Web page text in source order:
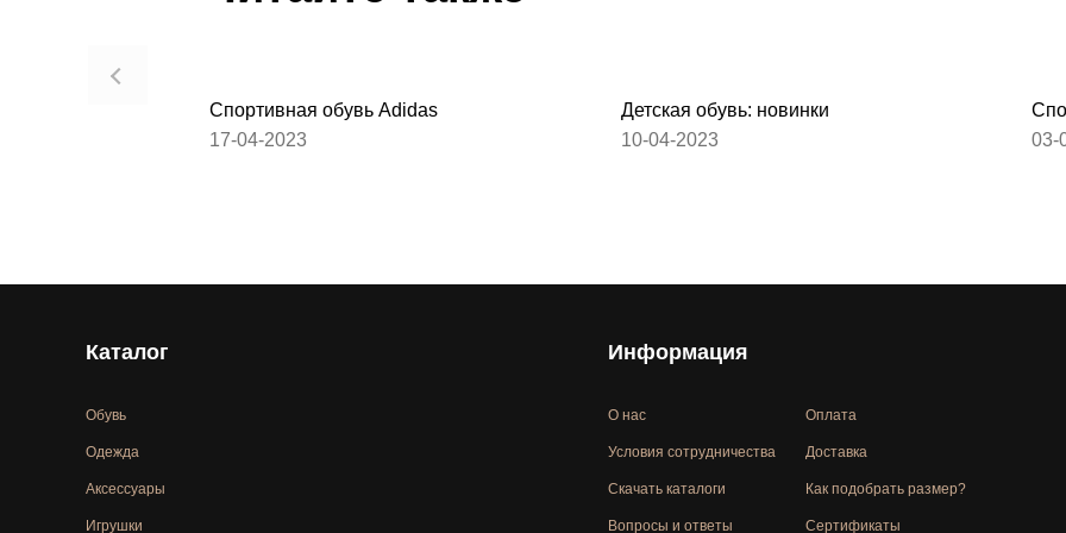
Спортивная обувь Adidas
17-04-2023
Детская обувь: новинки
10-04-2023
03-
Каталог
Обувь
Одежда
Аксессуары
Игрушки
Информация
О нас
Условия сотрудничества
Скачать каталоги
Вопросы и ответы
Оплата
Доставка
Как подобрать размер?
Сертификаты